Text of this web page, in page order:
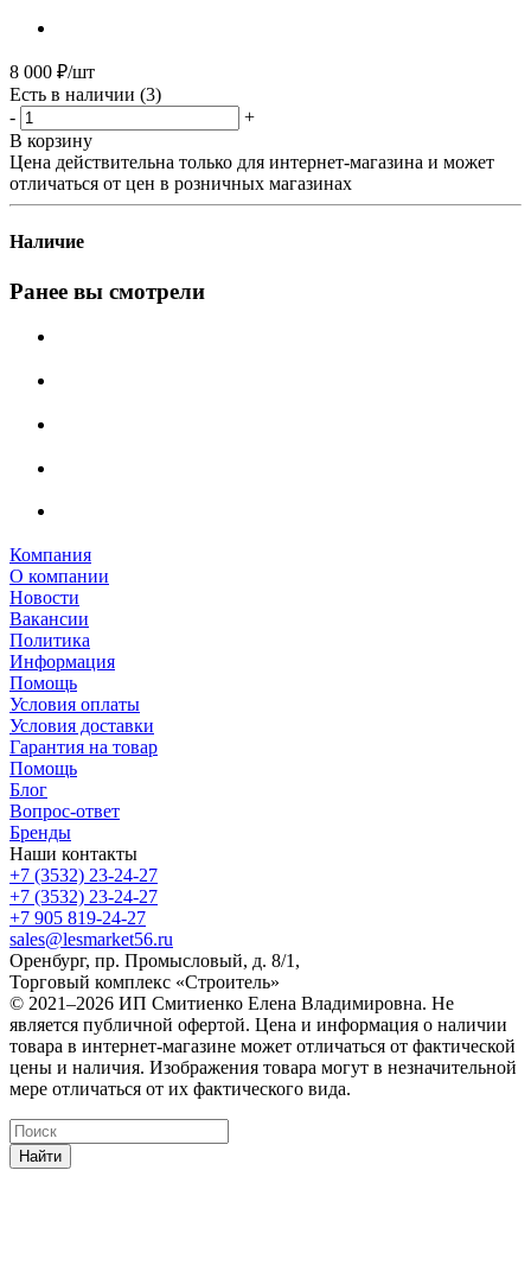
8 000 ₽/шт
Есть в наличии (3)
-
+
В корзину
Цена действительна только для интернет-магазина и может
отличаться от цен в розничных магазинах
Наличие
Ранее вы смотрели
Компания
О компании
Новости
Вакансии
Политика
Информация
Помощь
Условия оплаты
Условия доставки
Гарантия на товар
Помощь
Блог
Вопрос-ответ
Бренды
Наши контакты
+7 (3532) 23-24-27
+7 (3532) 23-24-27
+7 905 819-24-27
sales@lesmarket56.ru
Оренбург, пр. Промысловый, д. 8/1,
Торговый комплекс «Строитель»
© 2021–2026 ИП Смитиенко Елена Владимировна. Не
является публичной офертой. Цена и информация о наличии
товара в интернет-магазине может отличаться от фактической
цены и наличия. Изображения товара могут в незначительной
мере отличаться от их фактического вида.
Найти